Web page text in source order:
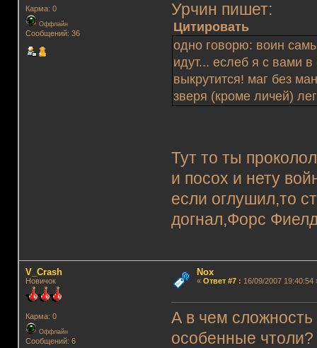
Карма: 0
Оффлайн
Сообщений: 36
Урчин пишет:
Цитировать
одно говорю: воин
идут... еслеб я с вами
выкрутится! маг без
зверя (кроме личей)
Тут то ты
и посох и нету
если оглушил,то
догнал,Форс
V_Crash
Новичок
Карма: 0
Оффлайн
Сообщений: 6
Nox
« Ответ #7: 16/09/2007 19:40:54
А в чем
особенные чтоли?